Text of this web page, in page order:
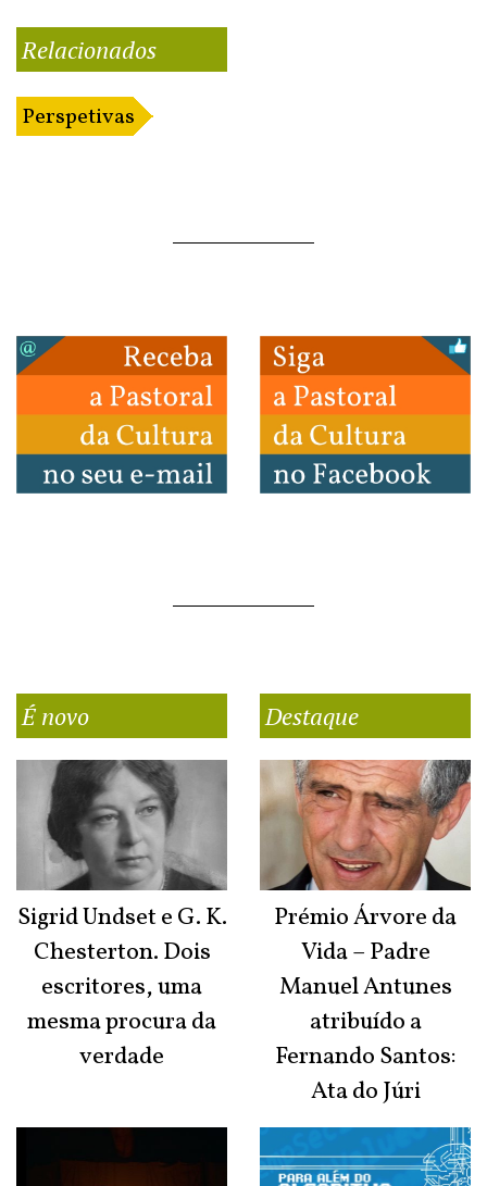
Relacionados
Perspetivas
É novo
Sigrid Undset e G. K.
Chesterton. Dois
escritores, uma
mesma procura da
verdade
Destaque
Prémio Árvore da
Vida – Padre
Manuel Antunes
atribuído a
Fernando Santos:
Ata do Júri